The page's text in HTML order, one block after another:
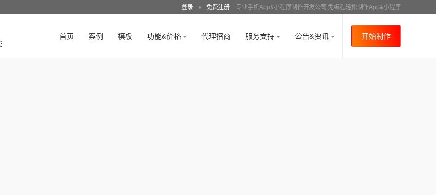
登录 ● 免费注册 专业手机App&小程序制作开发公司,免编程轻松制作App&小程序
首页 案例 模板 功能&价格 代理招商 服务支持 公告&资讯 开始制作